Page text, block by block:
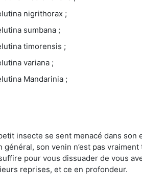
nigrithorax ;
sumbana ;
timorensis ;
variana ;
Mandarinia ;
insecte se sent menacé dans son
son venin n’est pas
pour vous dissuader de vous
reprises, et ce en profondeur.